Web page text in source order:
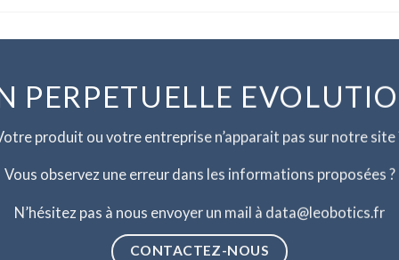
PERPETUELLE
produit ou votre entreprise n’apparait pas sur notre site
Vous observez une erreur dans les informations proposées ?
N’hésitez pas à nous envoyer un mail à data@leobotics.fr
CONTACTEZ-NOUS